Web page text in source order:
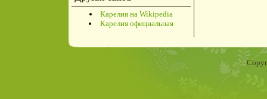
Карелия на Wikipedia
Карелия официальная